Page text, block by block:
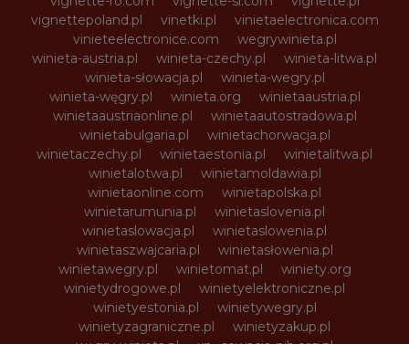
vignettepoland.pl
vinetki.pl
vinietaelectronica.com
vinieteelectronice.com
wegrywinieta.pl
winieta-austria.pl
winieta-czechy.pl
winieta-litwa.pl
winieta-słowacja.pl
winieta-wegry.pl
winieta-węgry.pl
winieta.org
winietaaustria.pl
winietaaustriaonline.pl
winietaautostradowa.pl
winietabulgaria.pl
winietachorwacja.pl
winietaczechy.pl
winietaestonia.pl
winietalitwa.pl
winietalotwa.pl
winietamoldawia.pl
winietaonline.com
winietapolska.pl
winietarumunia.pl
winietaslovenia.pl
winietaslowacja.pl
winietaslowenia.pl
winietaszwajcaria.pl
winietasłowenia.pl
winietawegry.pl
winietomat.pl
winiety.org
winietydrogowe.pl
winietyelektroniczne.pl
winietyestonia.pl
winietywegry.pl
winietyzagraniczne.pl
winietyzakup.pl